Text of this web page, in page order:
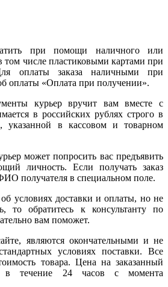
при помощи наличного или
том числе пластиковыми картами при
оплаты заказа наличными при
оплаты «Оплата при получении».
курьер вручит вам вместе с
в российских рублях строго в
указанной в кассовом и товарном
может попросить вас предъявить
личность. Если получать заказ
получателя в специальном поле.
условиях доставки и оплаты, но не
то обратитесь к консультанту по
вам поможет.
являются окончательными и не
условиях поставки. Все
товара. Цена на заказанный
в течение 24 часов с момента